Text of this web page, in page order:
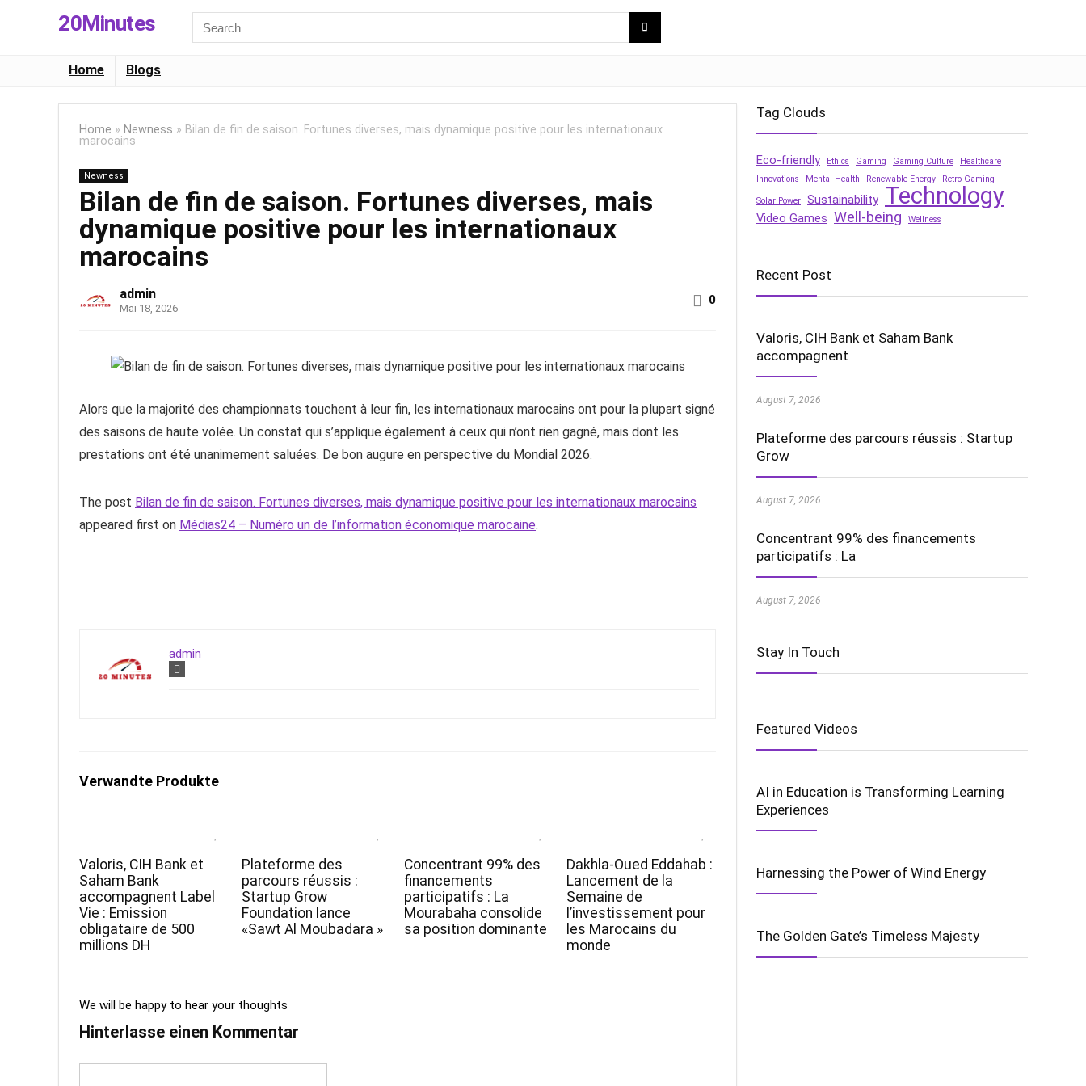
20Minutes
for:
Home Blogs
Home » Newness » Bilan de fin de saison. Fortunes diverses, mais dynamique positive pour les internationaux
marocains
Newness
Bilan de fin de saison. Fortunes diverses, mais
dynamique positive pour les internationaux
marocains
admin
Mai 18, 2026
0
Alors que la majorité des championnats touchent à leur fin, les internationaux marocains ont pour la plupart signé
des saisons de haute volée. Un constat qui s’applique également à ceux qui n’ont rien gagné, mais dont les
prestations ont été unanimement saluées. De bon augure en perspective du Mondial 2026.
The post Bilan de fin de saison. Fortunes diverses, mais dynamique positive pour les internationaux marocains
appeared first on Médias24 – Numéro un de l’information économique marocaine.
admin
Verwandte Produkte
Valoris, CIH Bank et
Saham Bank
accompagnent Label
Vie : Emission
obligataire de 500
millions DH
Plateforme des
parcours réussis :
Startup Grow
Foundation lance
«Sawt Al Moubadara »
Concentrant 99% des
financements
participatifs : La
Mourabaha consolide
sa position dominante
Dakhla-Oued Eddahab :
Lancement de la
Semaine de
l’investissement pour
les Marocains du
monde
We will be happy to hear your thoughts
Hinterlasse einen Kommentar
Tag Clouds
Eco-friendly Ethics Gaming Gaming Culture
Healthcare
Innovations
Mental Health Renewable Energy Retro Gaming
Solar Power Sustainability Technology
Video Games Well-being Wellness
Recent Post
Valoris, CIH Bank et Saham Bank
accompagnent
August 7, 2026
Plateforme des parcours réussis : Startup
Grow
August 7, 2026
Concentrant 99% des financements
participatifs : La
August 7, 2026
Stay In Touch
Featured Videos
AI in Education is Transforming Learning
Experiences
Harnessing the Power of Wind Energy
The Golden Gate’s Timeless Majesty